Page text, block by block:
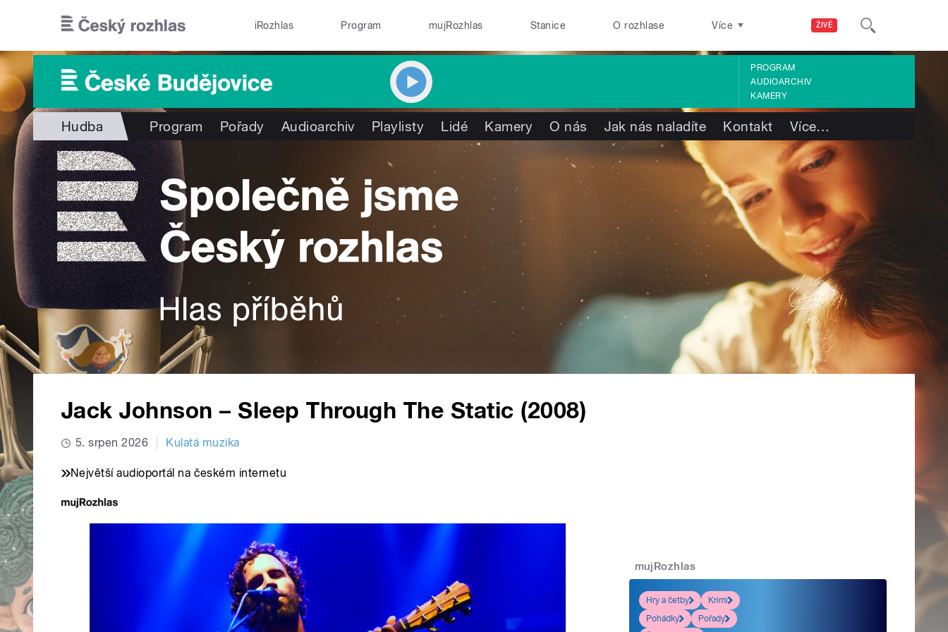
ŽIVĚ
iRozhlas Program mujRozhlas Stanice O rozhlase Více
PROGRAM
AUDIOARCHIV
KAMERY
Hudba Program Pořady Audioarchiv Playlisty Lidé Kamery O nás Jak nás naladíte Kontakt Více…
Jack Johnson – Sleep Through The Static (2008)
5. srpen 2026 Kulatá muzika
Největší audioportál na českém internetu
mujRozhlas
Hry a četby
Krimi
Pohádky
Pořady